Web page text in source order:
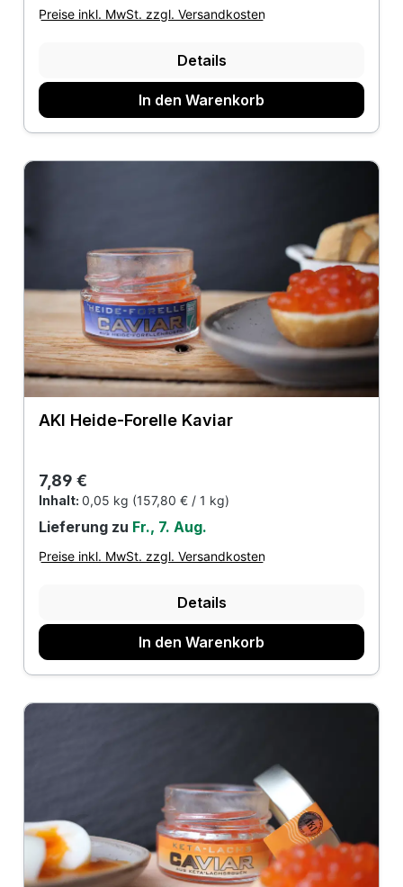
Preise inkl. MwSt. zzgl. Versandkosten
Details
In den Warenkorb
AKI Heide-Forelle Kaviar
Regulärer Preis:
7,89 €
Inhalt: 0,05 kg (157,80 € / 1 kg)
Lieferung zu Fr., 7. Aug.
Preise inkl. MwSt. zzgl. Versandkosten
Details
In den Warenkorb